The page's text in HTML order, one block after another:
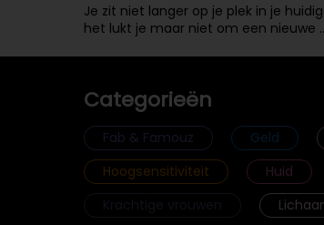
Je zit niet langer op je plek in je
het lukt je maar niet om een nieuwe
Categorieën
Fab & Famouz Geld
Hoogsensitiviteit
Huid